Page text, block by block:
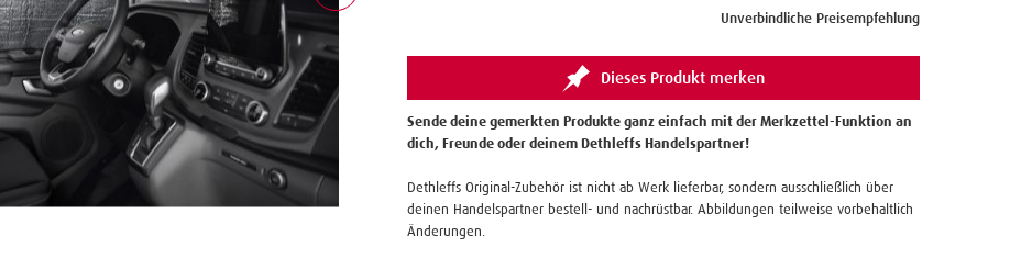
Unverbindliche Preisempfehlung
Dieses Produkt merken
Sende deine gemerkten Produkte ganz einfach mit der Merkzettel-Funktion an
dich, Freunde oder deinem Dethleffs Handelspartner!
Dethleffs Original-Zubehör ist nicht ab Werk lieferbar, sondern ausschließlich über
deinen Handelspartner bestell- und nachrüstbar. Abbildungen teilweise vorbehaltlich
Änderungen.